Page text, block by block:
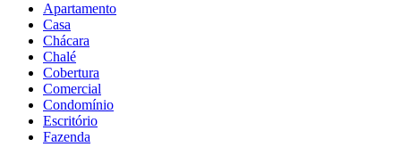
Apartamento
Casa
Chácara
Chalé
Cobertura
Comercial
Condomínio
Escritório
Fazenda